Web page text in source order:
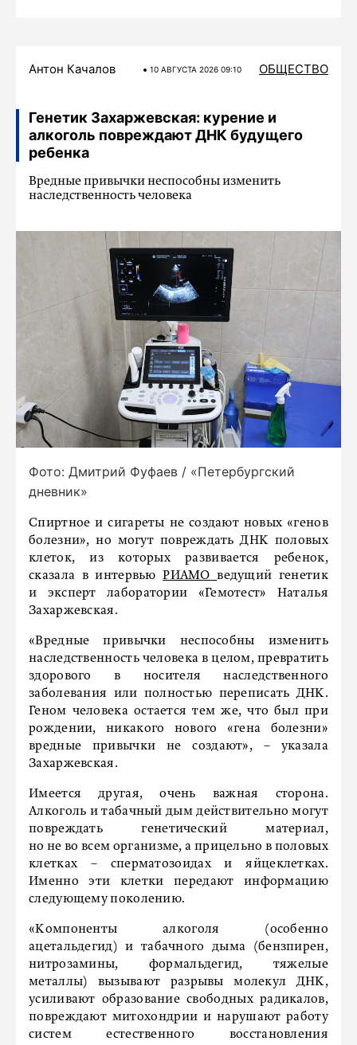
Антон Качалов 10 АВГУСТА 2026 09:10 ОБЩЕСТВО
Генетик Захаржевская: курение и
алкоголь повреждают ДНК будущего
ребенка
Вредные привычки неспособны изменить
наследственность человека
Фото: Дмитрий Фуфаев / «Петербургский
дневник»
Спиртное и сигареты не создают новых «генов
болезни», но могут повреждать ДНК половых
клеток, из которых развивается ребенок,
сказала в интервьюРИАМОведущий генетик
и эксперт лаборатории «Гемотест» Наталья
Захаржевская.
«Вредные привычки неспособны изменить
наследственность человека в целом, превратить
здорового в носителя наследственного
заболевания или полностью переписать ДНК.
Геном человека остается тем же, что был при
рождении, никакого нового «гена болезни»
вредные привычки не создают», – указала
Захаржевская.
Имеется другая, очень важная сторона.
Алкоголь и табачный дым действительно могут
повреждать генетический материал,
но не во всем организме, а прицельно в половых
клетках – сперматозоидах и яйцеклетках.
Именно эти клетки передают информацию
следующему поколению.
«Компоненты алкоголя (особенно
ацетальдегид) и табачного дыма (бензпирен,
нитрозамины, формальдегид, тяжелые
металлы) вызывают разрывы молекул ДНК,
усиливают образование свободных радикалов,
повреждают митохондрии и нарушают работу
систем естественного восстановления